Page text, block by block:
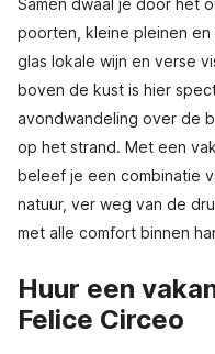
Samen dwaal je door het
poorten, kleine pleinen
glas lokale wijn en verse
boven de kust is hier
avondwandeling over de
op het strand. Met een
beleef je een combinatie
natuur, ver weg van de
met alle comfort binnen
Huur een
Felice Circeo